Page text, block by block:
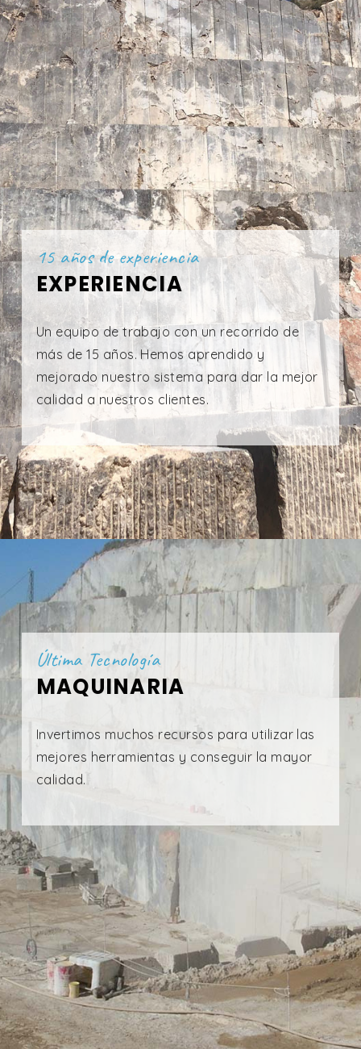
15 años de experiencia
EXPERIENCIA
Un equipo de trabajo con un recorrido de
más de 15 años. Hemos aprendido y
mejorado nuestro sistema para dar la mejor
calidad a nuestros clientes.
Última Tecnología
MAQUINARIA
Invertimos muchos recursos para utilizar las
mejores herramientas y conseguir la mayor
calidad.